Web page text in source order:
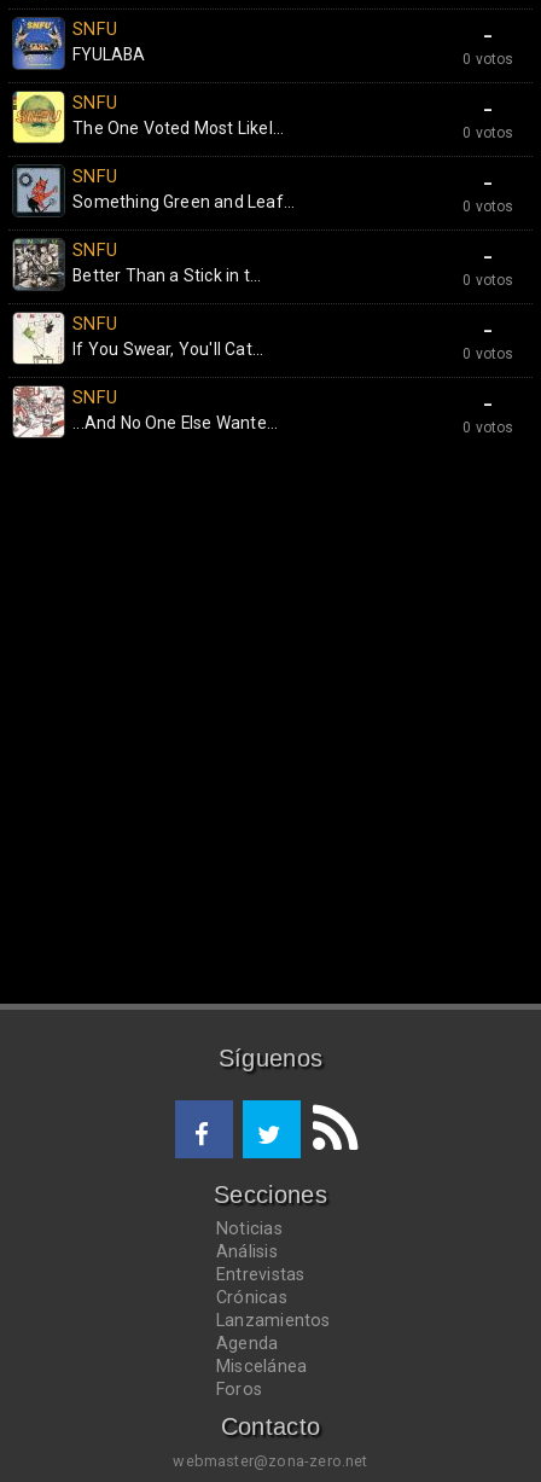
-
0 votos
SNFU
FYULABA
-
0 votos
SNFU
The One Voted Most Likel...
-
0 votos
SNFU
Something Green and Leaf...
-
0 votos
SNFU
Better Than a Stick in t...
-
0 votos
SNFU
If You Swear, You'll Cat...
-
0 votos
SNFU
...And No One Else Wante...
Síguenos
Secciones
Noticias
Análisis
Entrevistas
Crónicas
Lanzamientos
Agenda
Miscelánea
Foros
Contacto
webmaster@zona-zero.net